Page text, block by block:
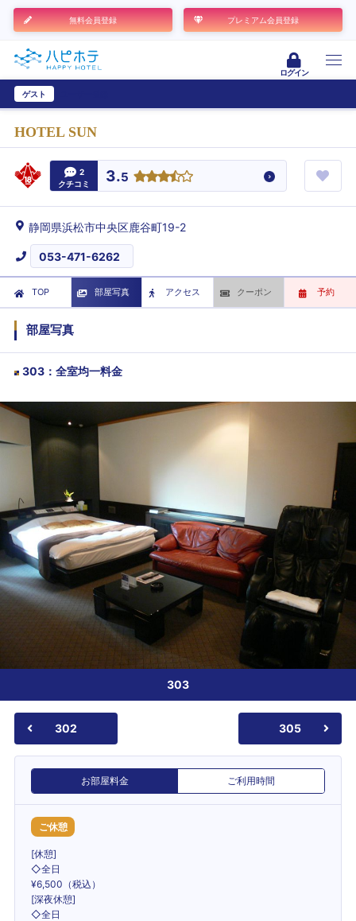
無料会員登録 プレミアム会員登録
ログイン
ゲスト
HOTEL SUN
2
クチコミ
3.5
静岡県浜松市中央区鹿谷町19-2
053-471-6262
TOP 部屋写真 アクセス クーポン 予約
部屋写真
303 ： 全室均一料金
303
302 305
お部屋料金 ご利用時間
ご休憩
[休憩]
◇全日
¥6,500（税込）
[深夜休憩]
◇全日